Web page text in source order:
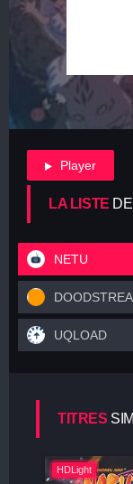
Player
LA LISTE
NETU
UQLOAD
TITRES
HDLight